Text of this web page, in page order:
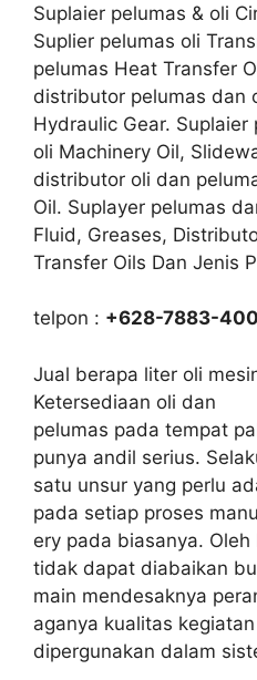
Suplaier pelumas & oli
Suplier pelumas oli
pelumas Heat Transfer
distributor pelumas dan
Hydraulic Gear. Suplaier
oli Machinery Oil,
distributor oli dan
Oil. Suplayer pelumas
Fluid, Greases,
Transfer Oils Dan Jenis
telpon : +628-7883-
Jual berapa liter oli
Ketersediaan oli dan
pelumas pada tempat
punya andil serius.
satu unsur yang perlu
pada setiap proses
ery pada biasanya. Oleh
tidak dapat diabaikan
main mendesaknya
aganya kualitas
dipergunakan dalam